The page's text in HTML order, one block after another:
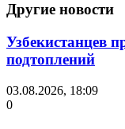
Другие новости
Узбекистанцев
подтоплений
03.08.2026, 18:09
0